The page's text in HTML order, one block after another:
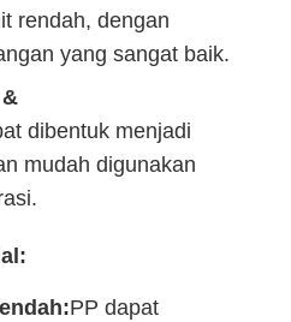
rendah, dengan
yang sangat baik.
dibentuk menjadi
mudah digunakan
PP dapat